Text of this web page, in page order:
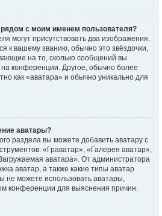
с моим именем пользователя?
могут присутствовать два изображения.
к вашему званию, обычно это звёздочки,
на то, сколько сообщений вы
конференции. Другое, обычно более
как «аватара» и обычно уникально для
аватары?
раздела вы можете добавить аватару с
«Граватар», «Галерея аватар»,
аватара». От администратора
аватар, а также какие типы аватар
не можете использовать аватары,
конференции для выяснения причин.